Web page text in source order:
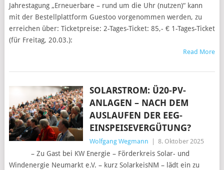
Jahrestagung „Erneuerbare – rund um die Uhr (nutzen)“ kann
mit der Bestellplattform Guestoo vorgenommen werden, zu
erreichen über: Ticketpreise: 2-Tages-Ticket: 85,- € 1-Tages-Ticket
(für Freitag, 20.03.):
Read More
SOLARSTROM: Ü20-PV-
ANLAGEN – NACH DEM
AUSLAUFEN DER EEG-
EINSPEISEVERGÜTUNG?
Wolfgang Wegmann 8. Oktober 2025
– Zu Gast bei KW Energie – Förderkreis Solar- und
Windenergie Neumarkt e.V. – kurz SolarkeisNM – lädt ein zu